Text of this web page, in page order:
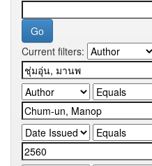
Current filters: